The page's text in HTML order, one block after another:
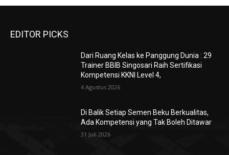
EDITOR PICKS
Dari Ruang Kelas ke Panggung Dunia : 29
Trainer BBIB Singosari Raih Sertifikasi
Kompetensi KKNI Level 4,
4 Agustus 2026
Di Balik Setiap Semen Beku Berkualitas,
Ada Kompetensi yang Tak Boleh Ditawar
31 Juli 2026